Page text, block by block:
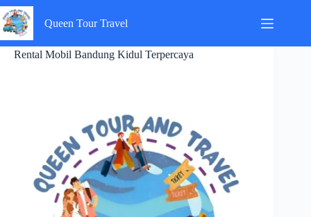
Skip
to
content
Queen Tour Travel
Rental Mobil Bandung Kidul Terpercaya